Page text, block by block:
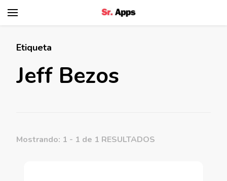
Etiqueta
Jeff Bezos
Mostrando: 1 - 1 de 1 RESULTADOS